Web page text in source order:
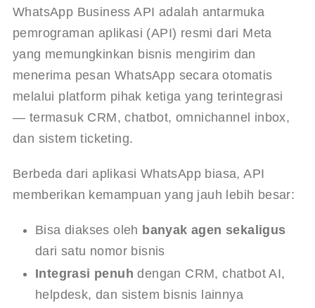
WhatsApp Business API adalah antarmuka
pemrograman aplikasi (API) resmi dari Meta
yang memungkinkan bisnis mengirim dan
menerima pesan WhatsApp secara otomatis
melalui platform pihak ketiga yang terintegrasi
— termasuk CRM, chatbot, omnichannel inbox,
dan sistem ticketing.
Berbeda dari aplikasi WhatsApp biasa, API
memberikan kemampuan yang jauh lebih besar:
Bisa diakses oleh banyak agen sekaligus
dari satu nomor bisnis
Integrasi penuh dengan CRM, chatbot AI,
helpdesk, dan sistem bisnis lainnya